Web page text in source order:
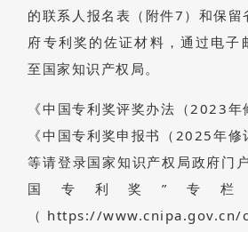
的联系人报名表（附件7）和保留
府专利奖的佐证材料，通过电子
至国家知识产权局。
《中国专利奖评奖办法（2023年
《中国专利奖申报书（2025年修
等请登录国家知识产权局政府门
国专利奖”专栏
（https://www.cnipa.gov.cn/